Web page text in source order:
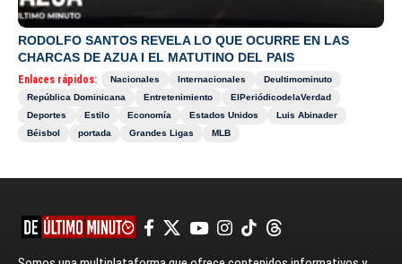
RODOLFO SANTOS REVELA LO QUE OCURRE EN LAS
CHARCAS DE AZUA I EL MATUTINO DEL PAIS
Enlaces rápidos: Nacionales Internacionales
Deultimominuto
República Dominicana
Entretenimiento
ElPeriódicodelaVerdad
Deportes
Estilo Economía Estados Unidos
Luis Abinader
Béisbol
portada Grandes Ligas MLB